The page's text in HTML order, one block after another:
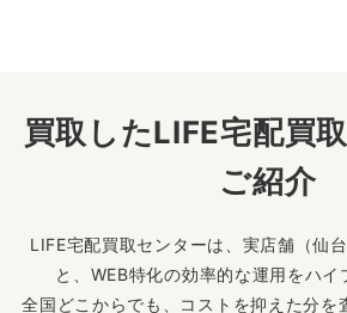
買取したLIFE宅配買
ご紹介
LIFE宅配買取センターは、実店舗（仙
と、WEB特化の効率的な運用をハイ
全国どこからでも、コストを抑えた分を